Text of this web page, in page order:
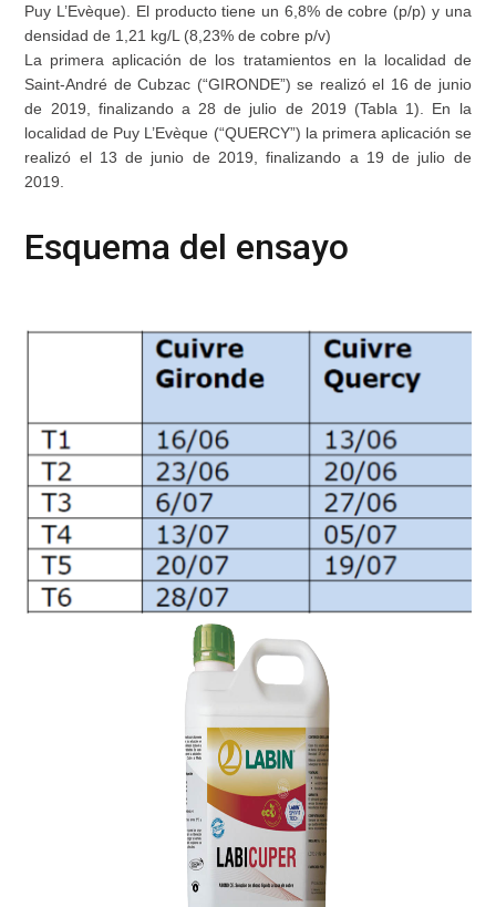
Puy L’Evèque). El producto tiene un 6,8% de cobre (p/p) y una
densidad de 1,21 kg/L (8,23% de cobre p/v)
La primera aplicación de los tratamientos en la localidad de
Saint-André de Cubzac (“GIRONDE”) se realizó el 16 de junio
de 2019, finalizando a 28 de julio de 2019 (Tabla 1). En la
localidad de Puy L’Evèque (“QUERCY”) la primera aplicación se
realizó el 13 de junio de 2019, finalizando a 19 de julio de
2019.
Esquema del ensayo